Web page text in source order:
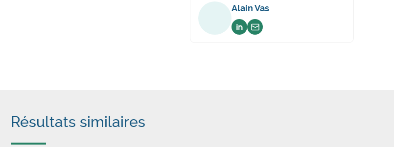
Alain Vas
Voir sur linkedin
Envoyer un email
Résultats similaires